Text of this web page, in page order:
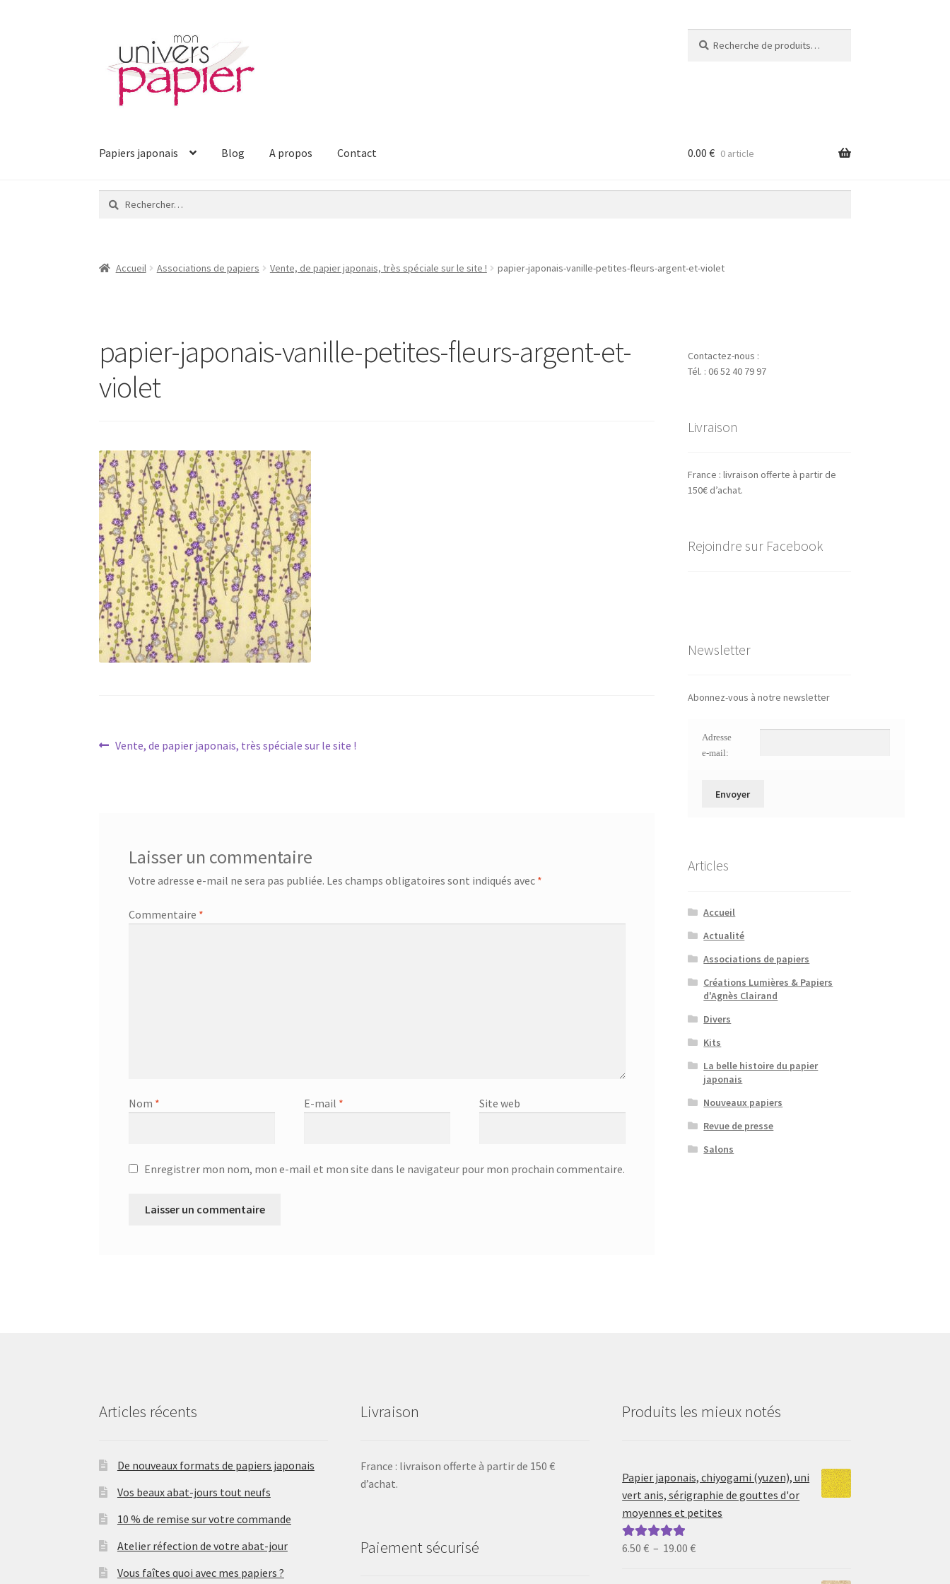
la
navigation
contenu
pour :
Papiers japonais Blog A propos Contact 0.00 € 0 article
Rechercher :
Accueil Associations de papiers Vente, de papier japonais, très spéciale sur le site ! papier-japonais-vanille-petites-fleurs-argent-et-violet
papier-japonais-vanille-petites-fleurs-argent-et-
violet
Navigation
Article
Vente, de papier japonais, très spéciale sur le site !
Laisser un commentaire
Votre adresse e-mail ne sera pas publiée. Les champs obligatoires sont indiqués avec *
Commentaire *
Nom * E-mail * Site web
Enregistrer mon nom, mon e-mail et mon site dans le navigateur pour mon prochain commentaire.
Contactez-nous :
Tél. : 06 52 40 79 97
Livraison
France : livraison offerte à partir de
150€ d’achat.
Rejoindre sur Facebook
Newsletter
Abonnez-vous à notre newsletter
Adresse
e-mail:
Articles
Accueil
Actualité
Associations de papiers
Créations Lumières & Papiers
d'Agnès Clairand
Divers
Kits
La belle histoire du papier
japonais
Nouveaux papiers
Revue de presse
Salons
Articles récents
De nouveaux formats de papiers japonais
Vos beaux abat-jours tout neufs
10 % de remise sur votre commande
Atelier réfection de votre abat-jour
Vous faîtes quoi avec mes papiers ?
Livraison
France : livraison offerte à partir de 150 €
d’achat.
Paiement sécurisé
Produits les mieux notés
Papier japonais, chiyogami (yuzen), uni
vert anis, sérigraphie de gouttes d'or
moyennes et petites
Note5.00sur
6.50€ – 19.00€Plage